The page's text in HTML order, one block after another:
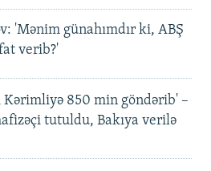
'Mənim günahımdır ki, ABŞ
verib?'
Kərimliyə 850 min göndərib' –
tutuldu, Bakıya verilə